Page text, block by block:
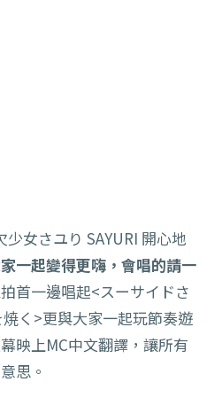
少女さユり SAYURI 開心地
家一起變得更嗨，會唱的請一
首一邊唱起<スーサイドさ
く>更與大家一起玩節奏遊
映上MC中文翻譯， 讓所有
思。